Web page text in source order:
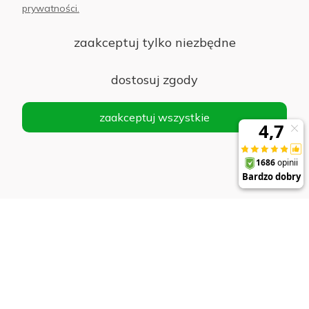
prywatności.
zaakceptuj tylko niezbędne
dostosuj zgody
zaakceptuj wszystkie